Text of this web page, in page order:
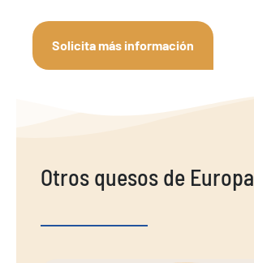
Solicita más información
Otros quesos de Europa